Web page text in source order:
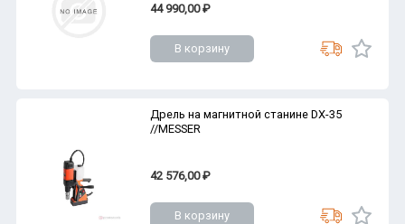
44 990,00 ₽
В корзину
Дрель на магнитной станине DX-35
//MESSER
42 576,00 ₽
В корзину